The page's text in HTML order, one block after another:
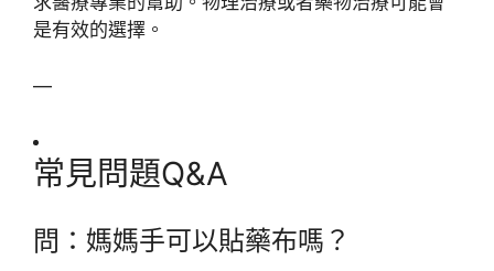
是有效的選擇。
—
常見問題Q&A
問：媽媽手可以貼藥布嗎？